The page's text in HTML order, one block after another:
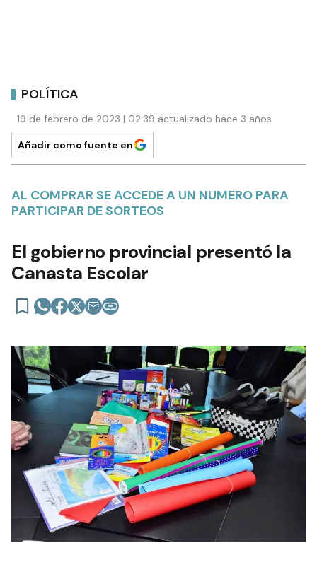
POLÍTICA
19 de febrero de 2023 | 02:39 actualizado hace 3 años
Añadir como fuente en
AL COMPRAR SE ACCEDE A UN NUMERO PARA
PARTICIPAR DE SORTEOS
El gobierno provincial presentó la
Canasta Escolar